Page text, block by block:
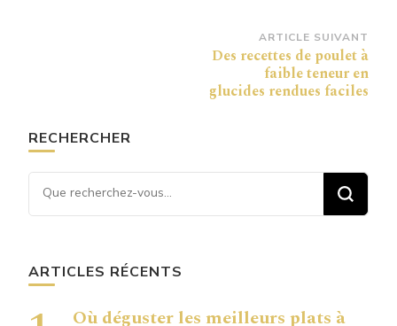
ARTICLE SUIVANT
Des recettes de poulet à
faible teneur en
glucides rendues faciles
RECHERCHER
Vous recherchiez quelque
chose ?
ARTICLES RÉCENTS
Où déguster les meilleurs plats à